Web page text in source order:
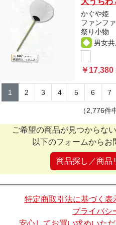
かぐや姫
ファンフ
祭り小物
男女共
￥17,380
1 2 3 4 5 6 7
（2,776件
ご希望の商品が見つからな
以下のフォームからお
商品探し／商品
特定商取引法に基づく表
プライバシ